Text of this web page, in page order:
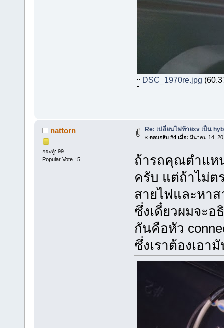
DSC_1970re.jpg
nattorn
กระทู้: 99
Popular Vote : 5
Re: เปลี่ยนไฟท้ายxv เป็น
« ตอบกลับ #4 เมื่อ: มีนาคม 14,
ถ้ารถคุณตำแห
ครับ แต่ถ้าไม่ต
สายไฟและหา
ซึ่งเดี๋ยวผมจะ
กันคือหัว
ซึ่งเราต้องเอา